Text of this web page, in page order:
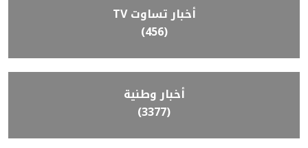
أخبار تساوت TV
(456)
أخبار وطنية
(3377)